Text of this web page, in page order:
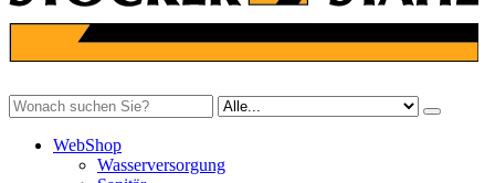
WebShop
Wasserversorgung